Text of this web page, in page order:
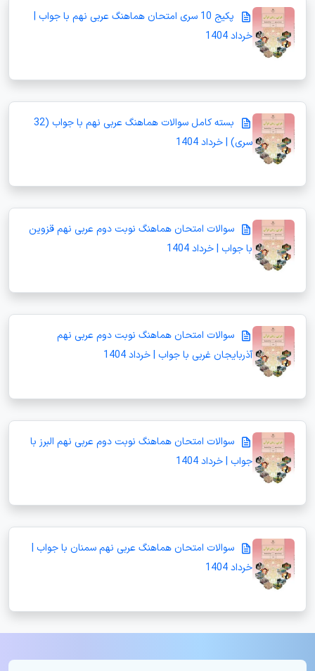
پکیج 10 سری امتحان هماهنگ عربی نهم با جواب |
خرداد 1404
بسته کامل سوالات هماهنگ عربی نهم با جواب (32
سری) | خرداد 1404
سوالات امتحان هماهنگ نوبت دوم عربی نهم قزوین
با جواب | خرداد 1404
سوالات امتحان هماهنگ نوبت دوم عربی نهم
آذربایجان غربی با جواب | خرداد 1404
سوالات امتحان هماهنگ نوبت دوم عربی نهم البرز با
جواب | خرداد 1404
سوالات امتحان هماهنگ عربی نهم سمنان با جواب |
خرداد 1404